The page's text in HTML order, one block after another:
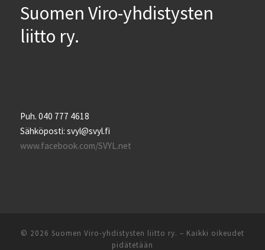
Suomen Viro-yhdistysten
liitto ry.
Puh. 040 777 4618
Sähköposti: svyl@svyl.fi
www.facebook.com/SVYL.net
© 2026 Suomen Viro-yhdistysten liitto ry. – Kaikki oikeudet
pidätetään